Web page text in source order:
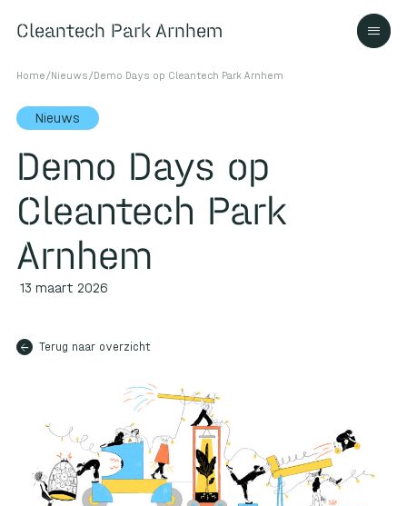
Cleantech Park Arnhem
Home /Nieuws /Demo Days op Cleantech Park Arnhem
Nieuws
Demo Days op
Cleantech Park
Arnhem
13 maart 2026
arrow_back Terug naar overzicht
Cleantech Park Arnhem
Over
Ecosysteem